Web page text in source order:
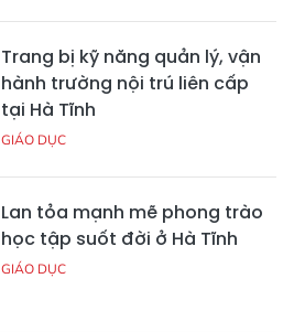
Trang bị kỹ năng quản lý, vận
hành trường nội trú liên cấp
tại Hà Tĩnh
GIÁO DỤC
Lan tỏa mạnh mẽ phong trào
học tập suốt đời ở Hà Tĩnh
GIÁO DỤC